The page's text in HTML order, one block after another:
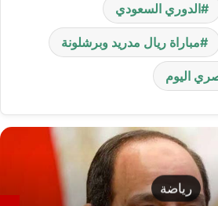
الدوري السعودي
مباراة ريال مدريد وبرشلونة
اليوم
رياضة